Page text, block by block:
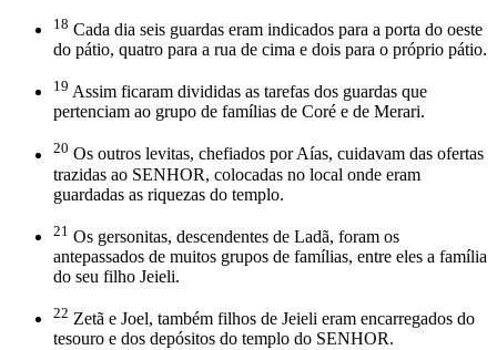
18 Cada dia seis guardas eram indicados para a porta do oeste
do pátio, quatro para a rua de cima e dois para o próprio pátio.
19 Assim ficaram divididas as tarefas dos guardas que
pertenciam ao grupo de famílias de Coré e de Merari.
20 Os outros levitas, chefiados por Aías, cuidavam das ofertas
trazidas ao SENHOR, colocadas no local onde eram
guardadas as riquezas do templo.
21 Os gersonitas, descendentes de Ladã, foram os
antepassados de muitos grupos de famílias, entre eles a família
do seu filho Jeieli.
22 Zetã e Joel, também filhos de Jeieli eram encarregados do
tesouro e dos depósitos do templo do SENHOR.